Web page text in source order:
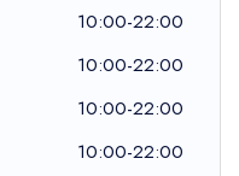
10:00-22:00
10:00-22:00
10:00-22:00
10:00-22:00